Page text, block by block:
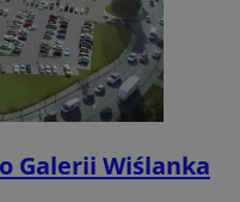
Galerii Wiślanka